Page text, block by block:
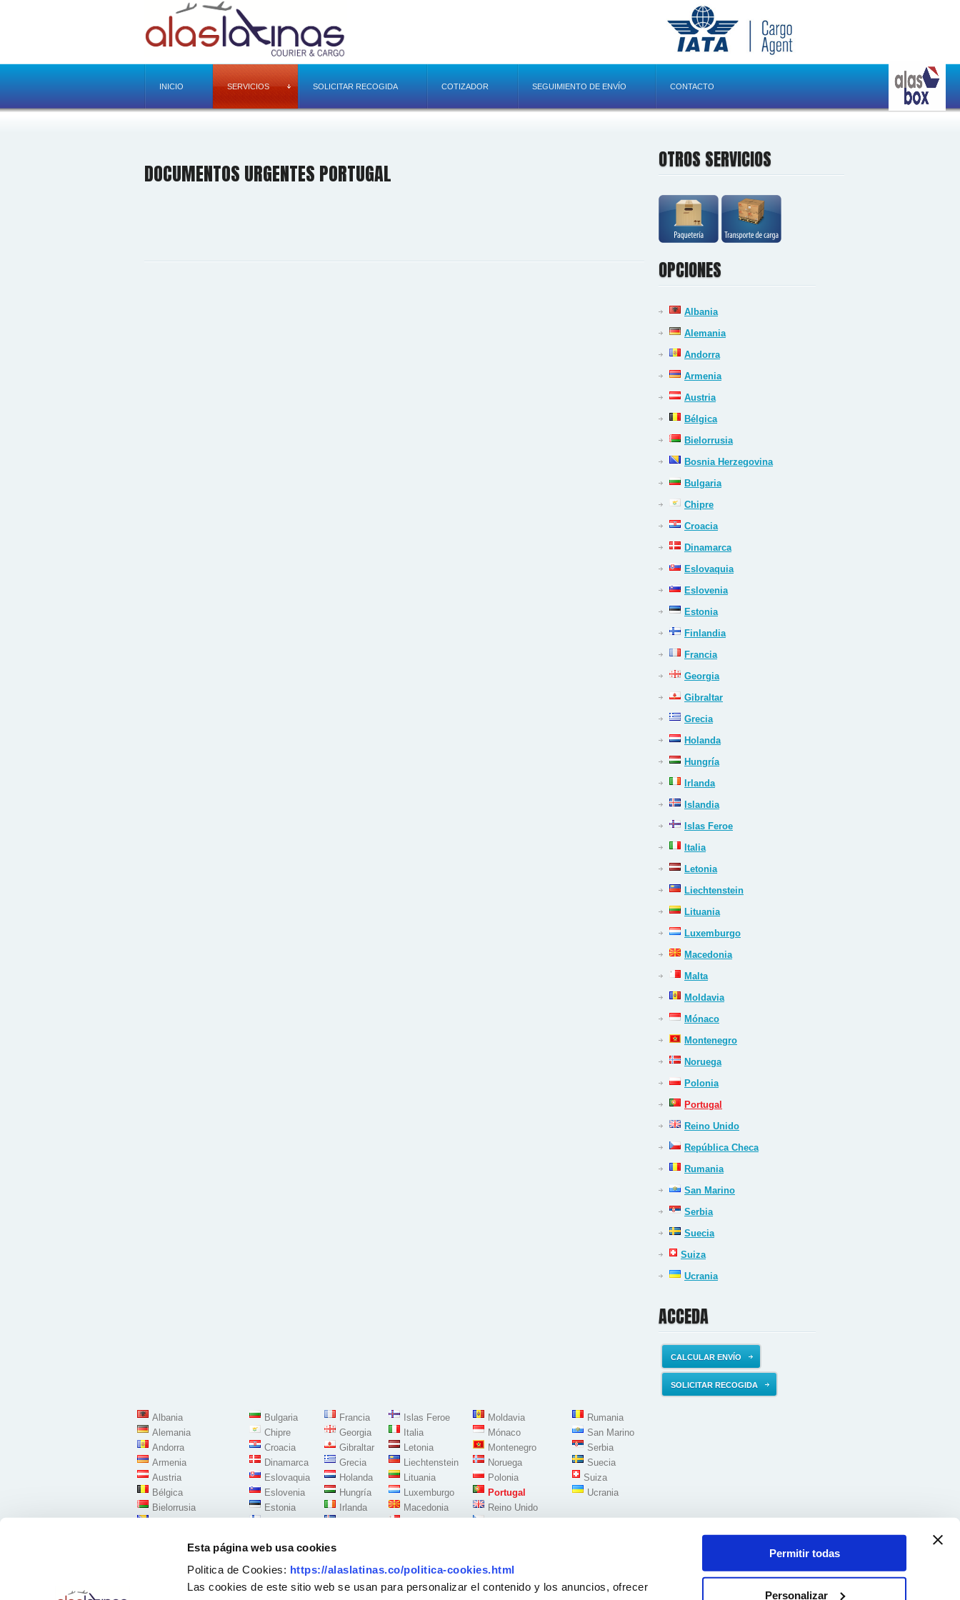
Esta página web usa cookies
Politica de Cookies: https://alaslatinas.co/politica-cookies.html
Las cookies de este sitio web se usan para personalizar el contenido y los anuncios, ofrecer
Permitir todas
Personalizar
INICIO SERVICIOS SOLICITAR RECOGIDA COTIZADOR SEGUIMIENTO DE ENVÍO CONTACTO
DOCUMENTOS URGENTES PORTUGAL
OTROS SERVICIOS
OPCIONES
Albania
Alemania
Andorra
Armenia
Austria
Bélgica
Bielorrusia
Bosnia Herzegovina
Bulgaria
Chipre
Croacia
Dinamarca
Eslovaquia
Eslovenia
Estonia
Finlandia
Francia
Georgia
Gibraltar
Grecia
Holanda
Hungría
Irlanda
Islandia
Islas Feroe
Italia
Letonia
Liechtenstein
Lituania
Luxemburgo
Macedonia
Malta
Moldavia
Mónaco
Montenegro
Noruega
Polonia
Portugal
Reino Unido
República Checa
Rumania
San Marino
Serbia
Suecia
Suiza
Ucrania
ACCEDA
CALCULAR ENVÍO
SOLICITAR RECOGIDA
Albania
Alemania
Andorra
Armenia
Austria
Bélgica
Bielorrusia
Bulgaria
Chipre
Croacia
Dinamarca
Eslovaquia
Eslovenia
Estonia
Francia
Georgia
Gibraltar
Grecia
Holanda
Hungría
Irlanda
Islas Feroe
Italia
Letonia
Liechtenstein
Lituania
Luxemburgo
Macedonia
Moldavia
Mónaco
Montenegro
Noruega
Polonia
Portugal
Reino Unido
Rumania
San Marino
Serbia
Suecia
Suiza
Ucrania
Síguenos en: